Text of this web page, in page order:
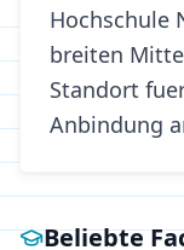
Hochschule
breiten
Standort
Anbindung
Beliebte